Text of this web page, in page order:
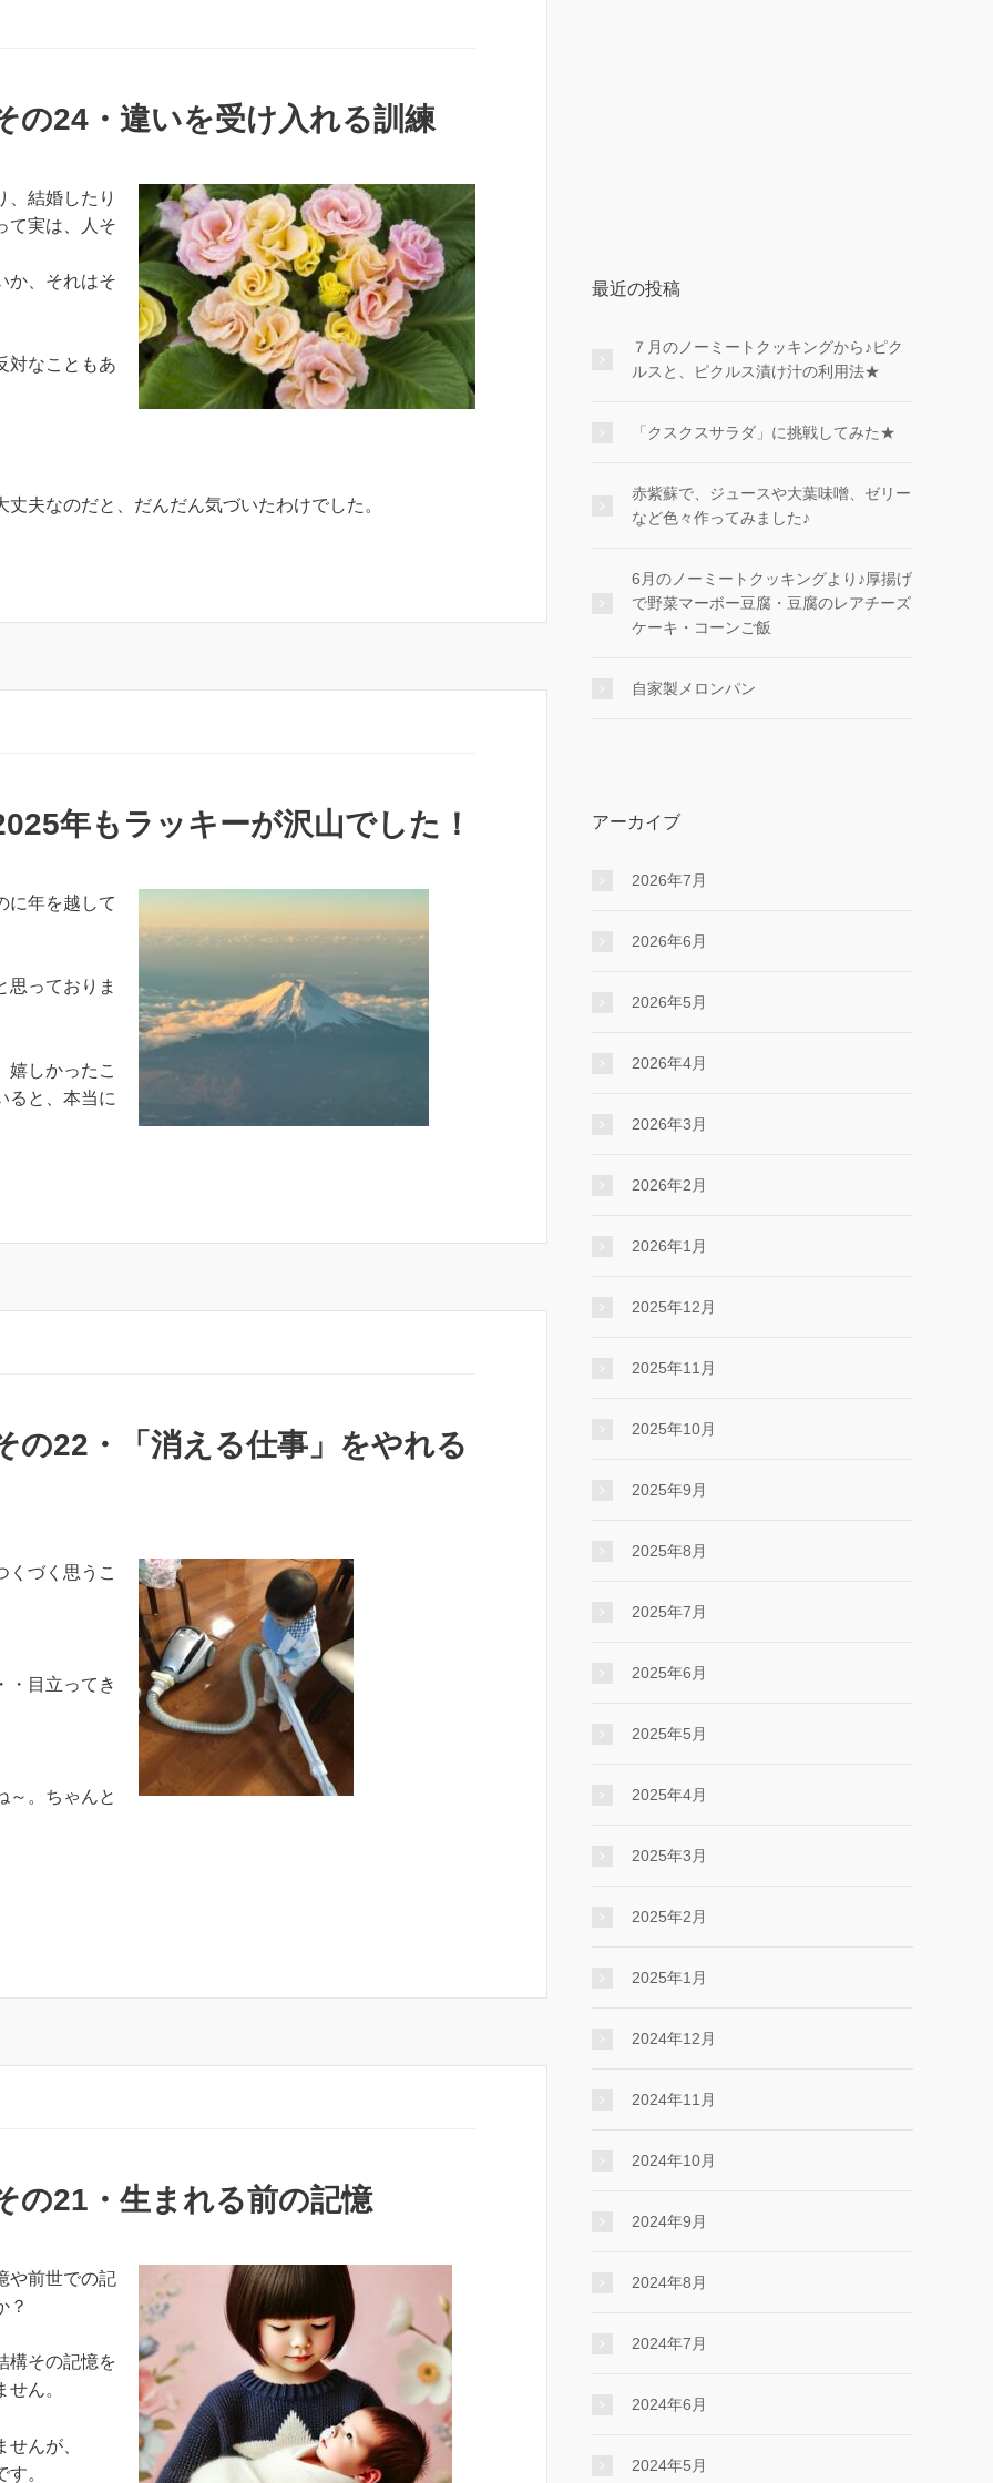
の24・違いを受け入れる訓練
、結婚したり
て実は、人そ
か、それはそ
対なこともあ
夫なのだと、だんだん気づいたわけでした。
年もラッキーが沢山でした！
に年を越して
思っておりま
嬉しかったこ
ると、本当に
の22・「消える仕事」をやれる
くづく思うこ
・目立ってき
～。ちゃんと
の21・生まれる前の記憶
や前世での記
？
構その記憶を
ん。
んが、
。
最近の投稿
７月のノーミートクッキングから♪ピク
ルスと、ピクルス漬け汁の利用法★
「クスクスサラダ」に挑戦してみた★
赤紫蘇で、ジュースや大葉味噌、ゼリー
など色々作ってみました♪
6月のノーミートクッキングより♪厚揚げ
で野菜マーボー豆腐・豆腐のレアチーズ
ケーキ・コーンご飯
自家製メロンパン
アーカイブ
2026年7月
2026年6月
2026年5月
2026年4月
2026年3月
2026年2月
2026年1月
2025年12月
2025年11月
2025年10月
2025年9月
2025年8月
2025年7月
2025年6月
2025年5月
2025年4月
2025年3月
2025年2月
2025年1月
2024年12月
2024年11月
2024年10月
2024年9月
2024年8月
2024年7月
2024年6月
2024年5月